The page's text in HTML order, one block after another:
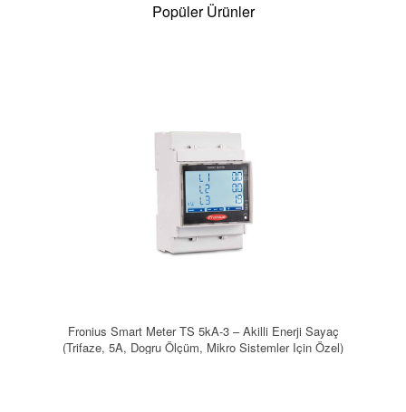
Popüler Ürünler
Fronius Smart Meter TS 5kA-3 – Akilli Enerji Sayaç
(Trifaze, 5A, Dogru Ölçüm, Mikro Sistemler Için Özel)